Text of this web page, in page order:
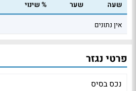
שעה
שער % שינוי
אין נתונים
פרטי נגזר
נכס בסיס